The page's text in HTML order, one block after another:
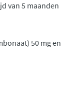
van 5 maanden
50 mg en